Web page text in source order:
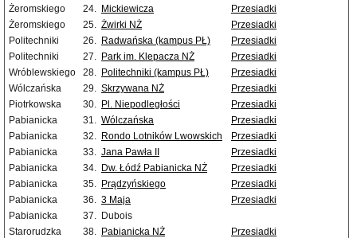
Żeromskiego
24. Mickiewicza
Przesiadki
Żeromskiego
25. Żwirki NŻ
Przesiadki
Politechniki
26. Radwańska (kampus PŁ)
Przesiadki
Politechniki
27. Park im. Klepacza NŻ
Przesiadki
Wróblewskiego
28. Politechniki (kampus PŁ)
Przesiadki
Wólczańska
29. Skrzywana NŻ
Przesiadki
Piotrkowska
30. Pl. Niepodległości
Przesiadki
Pabianicka
31. Wólczańska
Przesiadki
Pabianicka
32. Rondo Lotników Lwowskich
Przesiadki
Pabianicka
33. Jana Pawła II
Przesiadki
Pabianicka
34. Dw. Łódź Pabianicka NŻ
Przesiadki
Pabianicka
35. Prądzyńskiego
Przesiadki
Pabianicka
36. 3 Maja
Przesiadki
Pabianicka
37. Dubois
Starorudzka
38. Pabianicka NŻ
Przesiadki